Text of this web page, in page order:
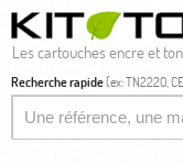
Les cartouches encre et
Recherche rapide(ex: TN2220,